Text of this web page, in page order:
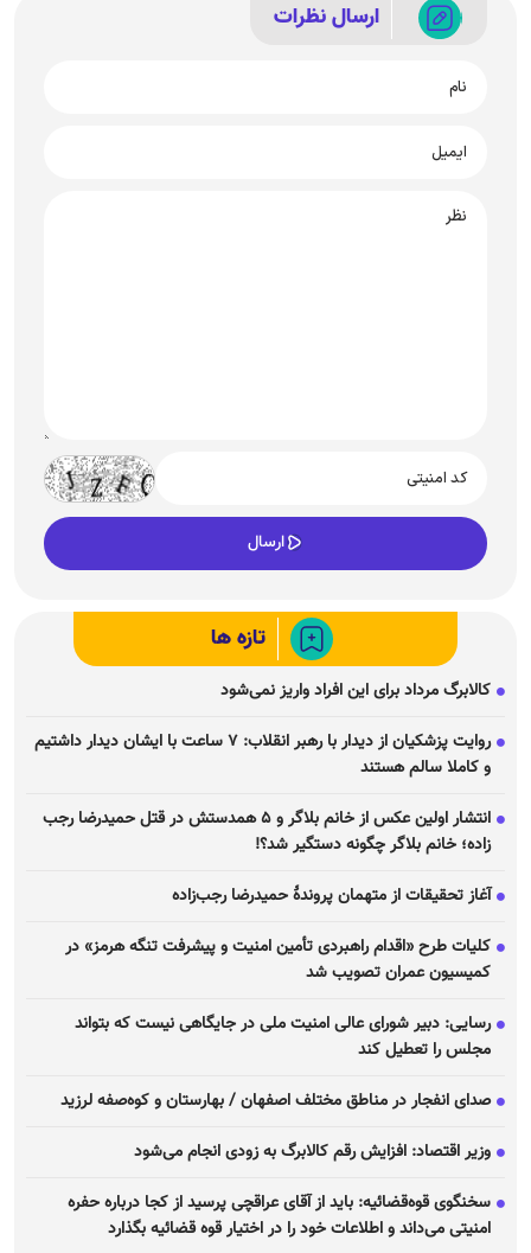
ارسال نظرات
تازه ها
کالابرگ مرداد برای این افراد واریز نمی‌شود
روایت پزشکیان از دیدار با رهبر انقلاب: ۷ ساعت با ایشان دیدار داشتیم
و کاملا سالم هستند
انتشار اولین عکس از خانم بلاگر و ۵ همدستش در قتل حمیدرضا رجب
زاده؛ خانم بلاگر چگونه دستگیر شد؟!
آغاز تحقیقات از متهمان پروندهٔ حمیدرضا رجب‌زاده
کلیات طرح «اقدام راهبردی تأمین امنیت و پیشرفت تنگه هرمز» در
کمیسیون عمران تصویب شد
رسایی: دبیر شورای عالی امنیت ملی در جایگاهی نیست که بتواند
مجلس را تعطیل کند
صدای انفجار در مناطق مختلف اصفهان / بهارستان و کوه‌صفه لرزید
وزیر اقتصاد: افزایش رقم کالابرگ به زودی انجام می‌شود
سخنگوی قوه‌قضائیه: باید از آقای عراقچی پرسید از کجا درباره حفره
امنیتی می‌داند و اطلاعات خود را در اختیار قوه قضائیه بگذارد